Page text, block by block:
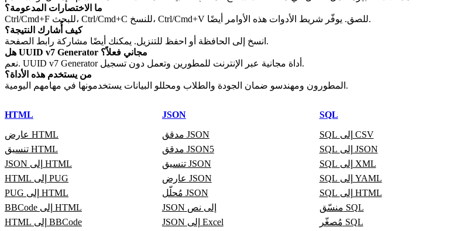
ما الاختصارات المدعومة؟
Ctrl/Cmd+F للبحث، Ctrl/Cmd+C للنسخ، Ctrl/Cmd+V للصق. يوفّر شريط الأدوات هذه الأوامر أيضًا.
كيف أُشارك النتيجة؟
انسخ إلى الحافظة أو احفظ للتنزيل. يمكنك أيضًا مشاركة رابط الصفحة.
هل UUID v7 Generator مجاني فعلاً؟
نعم. UUID v7 Generator أداة مجانية عبر الإنترنت للمطورين وتعمل دون تسجيل.
من يستخدم هذه الأداة؟
المطورون ومهندسو ضمان الجودة والطلاب ومحللو البيانات يستخدمونها في مهامهم اليومية.
HTML
عارض HTML
تنسيق HTML
JSON إلى HTML
HTML إلى PUG
PUG إلى HTML
BBCode إلى HTML
HTML إلى BBCode
JSON
مدقق JSON
مدقق JSON5
تنسيق JSON
عارض JSON
مُحلّل JSON
JSON إلى نص
JSON إلى Excel
SQL
SQL إلى CSV
SQL إلى JSON
SQL إلى XML
SQL إلى YAML
SQL إلى HTML
منسّق SQL
مُصغّر SQL